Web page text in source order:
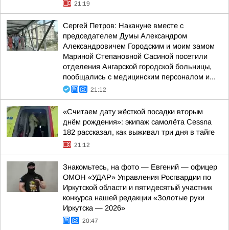
21:19
Сергей Петров: Накануне вместе с
председателем Думы Александром
Александровичем Городским и моим замом
Мариной Степановной Сасиной посетили
отделения Ангарской городской больницы,
пообщались с медицинским персоналом и...
21:12
«Считаем дату жёсткой посадки вторым
днём рождения»: экипаж самолёта Cessna
182 рассказал, как выживал три дня в тайге
21:12
Знакомьтесь, на фото — Евгений — офицер
ОМОН «УДАР» Управления Росгвардии по
Иркутской области и пятидесятый участник
конкурса нашей редакции «Золотые руки
Иркутска — 2026»
20:47